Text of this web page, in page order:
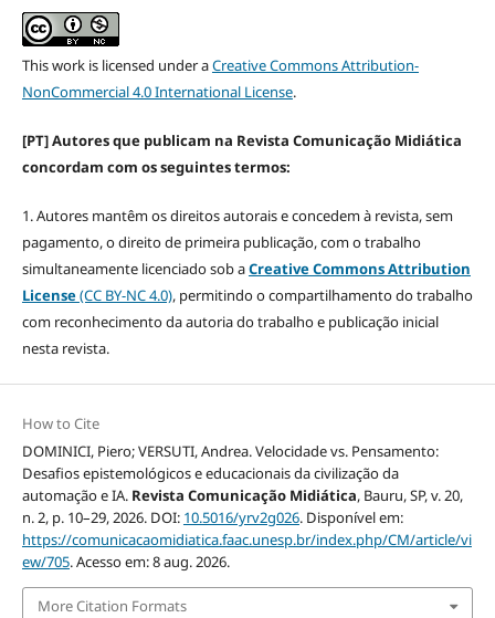
This work is licensed under aCreative Commons Attribution-
NonCommercial 4.0 International License.
[PT] Autores que publicam na Revista Comunicação Midiática
concordam com os seguintes termos:
1. Autores mantêm os direitos autorais e concedem à revista, sem
pagamento, o direito de primeira publicação, com o trabalho
simultaneamente licenciado sob aCreative Commons Attribution
License(CC BY-NC 4.0), permitindo o compartilhamento do trabalho
com reconhecimento da autoria do trabalho e publicação inicial
nesta revista.
How to Cite
DOMINICI, Piero; VERSUTI, Andrea. Velocidade vs. Pensamento:
Desafios epistemológicos e educacionais da civilização da
automação e IA. Revista Comunicação Midiática, Bauru, SP, v. 20,
n. 2, p. 10–29, 2026. DOI: 10.5016/yrv2g026. Disponível em:
https://comunicacaomidiatica.faac.unesp.br/index.php/CM/article/vi
ew/705. Acesso em: 8 aug. 2026.
More Citation Formats